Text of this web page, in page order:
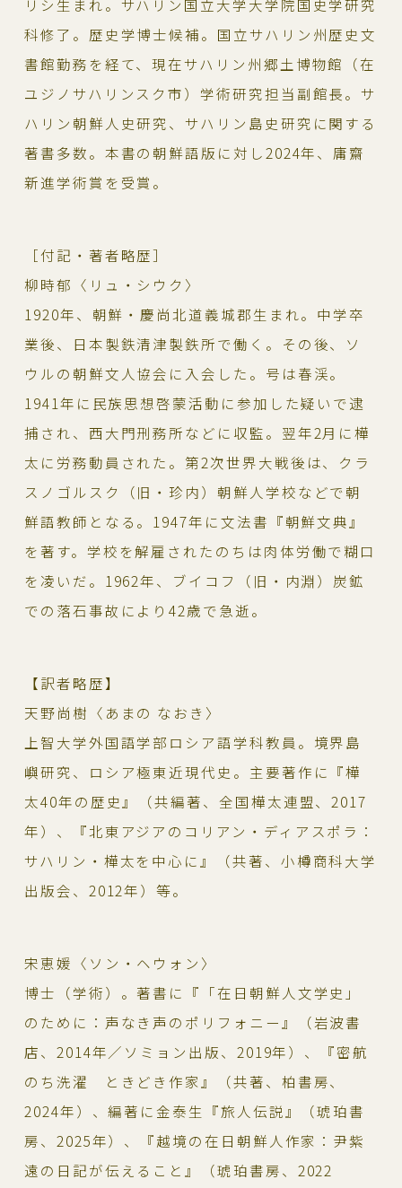
リシ生まれ。サハリン国立大学大学院国史学研究
科修了。歴史学博士候補。国立サハリン州歴史文
書館勤務を経て、現在サハリン州郷土博物館（在
ユジノサハリンスク市）学術研究担当副館長。サ
ハリン朝鮮人史研究、サハリン島史研究に関する
著書多数。本書の朝鮮語版に対し2024年、庸齋
新進学術賞を受賞。
［付記・著者略歴］
柳時郁〈リュ・シウク〉
1920年、朝鮮・慶尚北道義城郡生まれ。中学卒
業後、日本製鉄清津製鉄所で働く。その後、ソ
ウルの朝鮮文人協会に入会した。号は春渓。
1941年に民族思想啓蒙活動に参加した疑いで逮
捕され、西大門刑務所などに収監。翌年2月に樺
太に労務動員された。第2次世界大戦後は、クラ
スノゴルスク（旧・珍内）朝鮮人学校などで朝
鮮語教師となる。1947年に文法書『朝鮮文典』
を著す。学校を解雇されたのちは肉体労働で糊口
を凌いだ。1962年、ブイコフ（旧・内淵）炭鉱
での落石事故により42歳で急逝。
【訳者略歴】
天野尚樹〈あまの なおき〉
上智大学外国語学部ロシア語学科教員。境界島
嶼研究、ロシア極東近現代史。主要著作に『樺
太40年の歴史』（共編著、全国樺太連盟、2017
年）、『北東アジアのコリアン・ディアスポラ：
サハリン・樺太を中心に』（共著、小樽商科大学
出版会、2012年）等。
宋恵媛〈ソン・ヘウォン〉
博士（学術）。著書に『「在日朝鮮人文学史」
のために：声なき声のポリフォニー』（岩波書
店、2014年／ソミョン出版、2019年）、『密航
のち洗濯 ときどき作家』（共著、柏書房、
2024年）、編著に金泰生『旅人伝説』（琥珀書
房、2025年）、『越境の在日朝鮮人作家：尹紫
遠の日記が伝えること』（琥珀書房、2022